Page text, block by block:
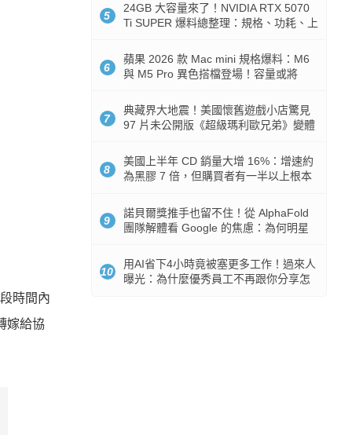
時間內
嫁給協
5
24GB 大容量來了！NVIDIA RTX 5070
Ti SUPER 爆料總整理：規格、功耗、上
6
蘋果 2026 款 Mac mini 規格爆料：M6
與 M5 Pro 異色搭檔登場！容量或將
7
典藏界大地震！美國懷舊遊戲小店驚見
97 片未公開版《超級瑪利歐兄弟》變體
8
美國上半年 CD 銷量大增 16%：增速約
為黑膠 7 倍，但購買者有一半以上根本
9
諾貝爾獎推手也留不住！從 AlphaFold
團隊解體看 Google 的焦慮：為何明星
10
用AI省下4小時竟被塞更多工作！過來人
曝光：為什麼優秀員工不再跟你分享怎